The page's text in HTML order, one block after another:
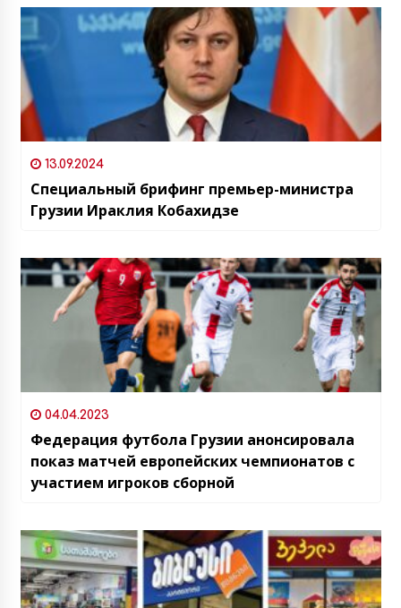
13.09.2024
Специальный брифинг премьер-министра
Грузии Ираклия Кобахидзе
04.04.2023
Федерация футбола Грузии анонсировала
показ матчей европейских чемпионатов с
участием игроков сборной